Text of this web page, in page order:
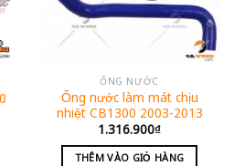
ỐNG NƯỚC
Ống nước làm mát chịu
nhiệt CB1300 2003-2013
1.316.900₫
THÊM VÀO GIỎ HÀNG